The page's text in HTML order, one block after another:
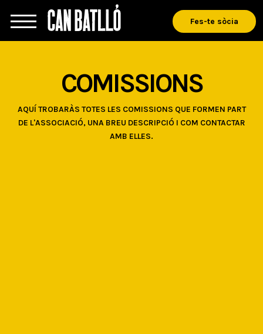
Fes-te sòcia
COMISSIONS
AQUÍ TROBARÀS TOTES LES COMISSIONS QUE FORMEN PART
DE L'ASSOCIACIÓ, UNA BREU DESCRIPCIÓ I COM CONTACTAR
AMB ELLES.